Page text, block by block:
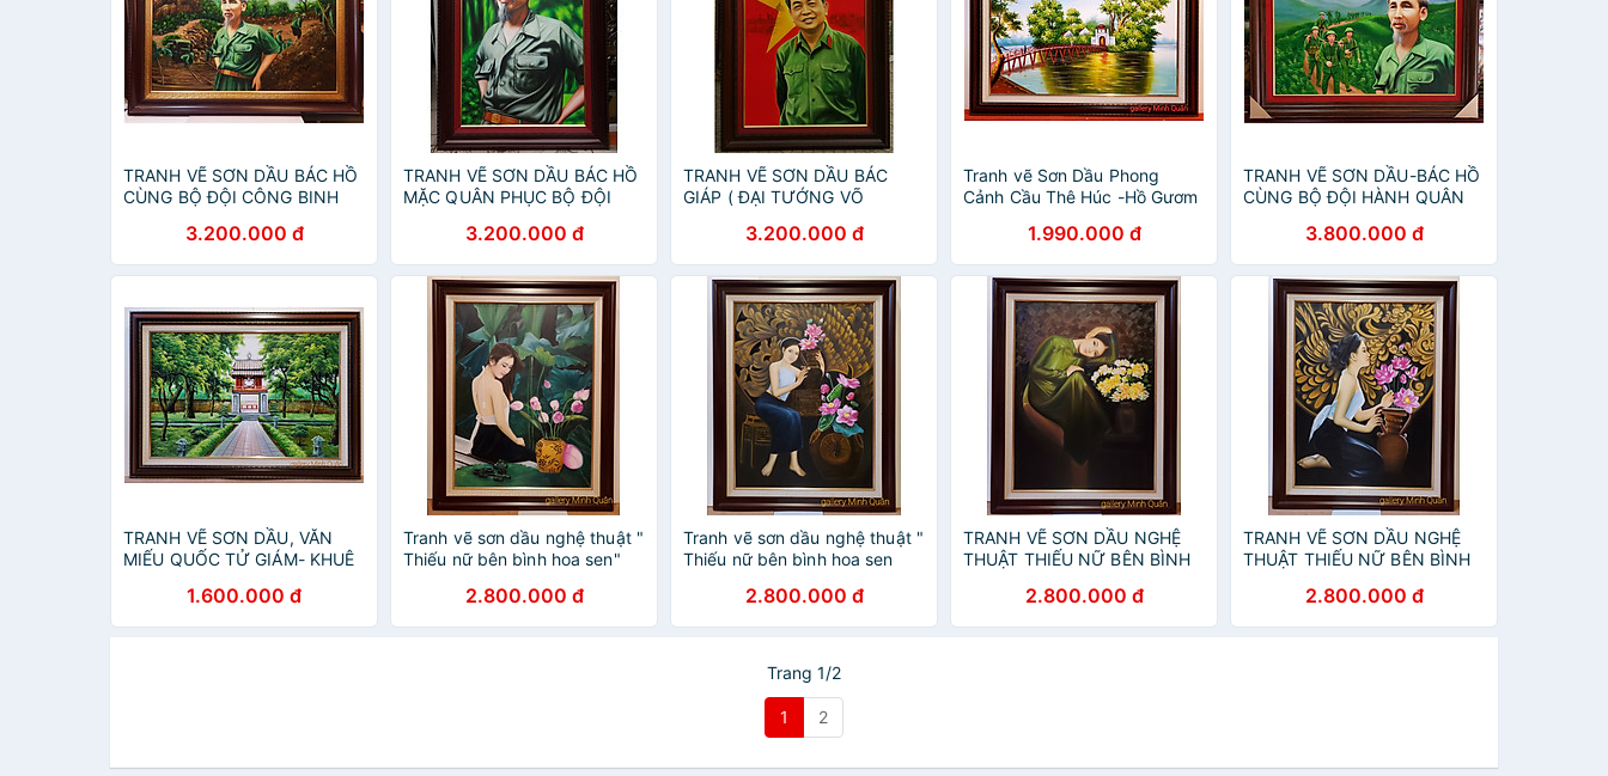
TRANH VẼ SƠN DẦU BÁC HỒ
CÙNG BỘ ĐỘI CÔNG BINH
3.200.000 đ
TRANH VẼ SƠN DẦU BÁC HỒ
MẶC QUÂN PHỤC BỘ ĐỘI
3.200.000 đ
TRANH VẼ SƠN DẦU BÁC
GIÁP ( ĐẠI TƯỚNG VÕ
3.200.000 đ
Tranh vẽ Sơn Dầu Phong
Cảnh Cầu Thê Húc -Hồ Gươm
1.990.000 đ
TRANH VẼ SƠN DẦU-BÁC HỒ
CÙNG BỘ ĐỘI HÀNH QUÂN
3.800.000 đ
TRANH VẼ SƠN DẦU, VĂN
MIẾU QUỐC TỬ GIÁM- KHUÊ
1.600.000 đ
Tranh vẽ sơn dầu nghệ thuật "
Thiếu nữ bên bình hoa sen"
2.800.000 đ
Tranh vẽ sơn dầu nghệ thuật "
Thiếu nữ bên bình hoa sen
2.800.000 đ
TRANH VẼ SƠN DẦU NGHỆ
THUẬT THIẾU NỮ BÊN BÌNH
2.800.000 đ
TRANH VẼ SƠN DẦU NGHỆ
THUẬT THIẾU NỮ BÊN BÌNH
2.800.000 đ
Trang 1/2
1 2